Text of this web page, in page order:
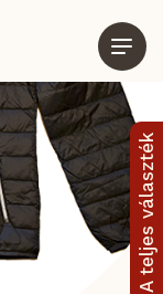
A teljes választék